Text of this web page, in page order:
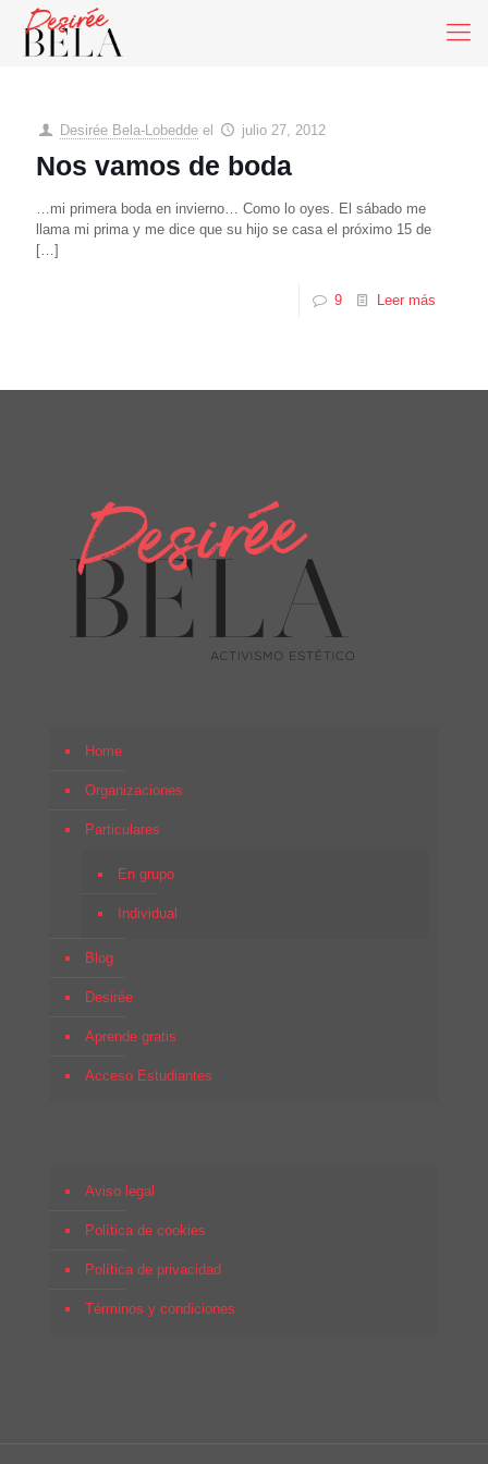
Desirée Bela-Lobedde el julio 27, 2012
Nos vamos de boda
…mi primera boda en invierno… Como lo oyes. El sábado me
llama mi prima y me dice que su hijo se casa el próximo 15 de
[…]
9 Leer más
Home
Organizaciones
Particulares
En grupo
Individual
Blog
Desirée
Aprende gratis
Acceso Estudiantes
Aviso legal
Política de cookies
Política de privacidad
Términos y condiciones